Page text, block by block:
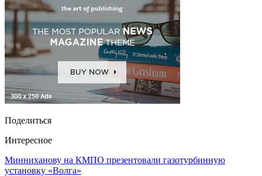
Поделиться
Интересное
Минниханову на КМПО презентовали газотурбинную
установку «Волга»